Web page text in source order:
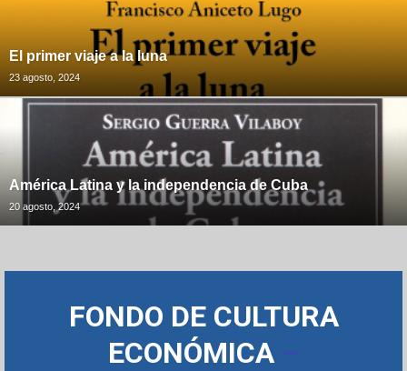
El primer viaje a la luna
23 agosto, 2024
América Latina y la independencia de Cuba
20 agosto, 2024
FONDO DE CULTURA
ECONÓMICA